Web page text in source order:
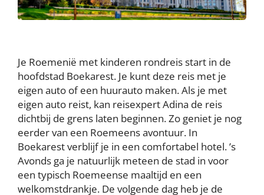
Je Roemenië met kinderen rondreis start in de
hoofdstad Boekarest. Je kunt deze reis met je
eigen auto of een huurauto maken. Als je met
eigen auto reist, kan reisexpert Adina de reis
dichtbij de grens laten beginnen. Zo geniet je nog
eerder van een Roemeens avontuur. In
Boekarest verblijf je in een comfortabel hotel. ’s
Avonds ga je natuurlijk meteen de stad in voor
een typisch Roemeense maaltijd en een
welkomstdrankje. De volgende dag heb je de